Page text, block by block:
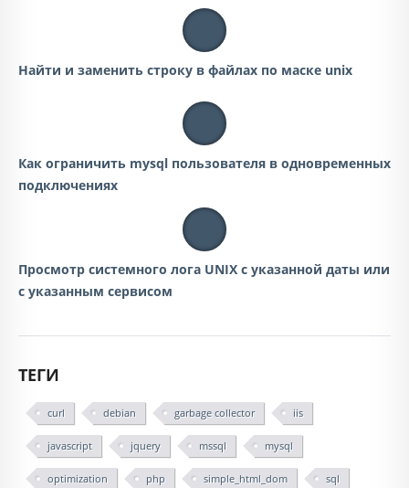
Найти и заменить строку в файлах по маске unix
Как ограничить mysql пользователя в одновременных
подключениях
Просмотр системного лога UNIX с указанной даты или
с указанным сервисом
ТЕГИ
curl debian garbage collector iis
javascript jquery mssql mysql
optimization php simple_html_dom sql